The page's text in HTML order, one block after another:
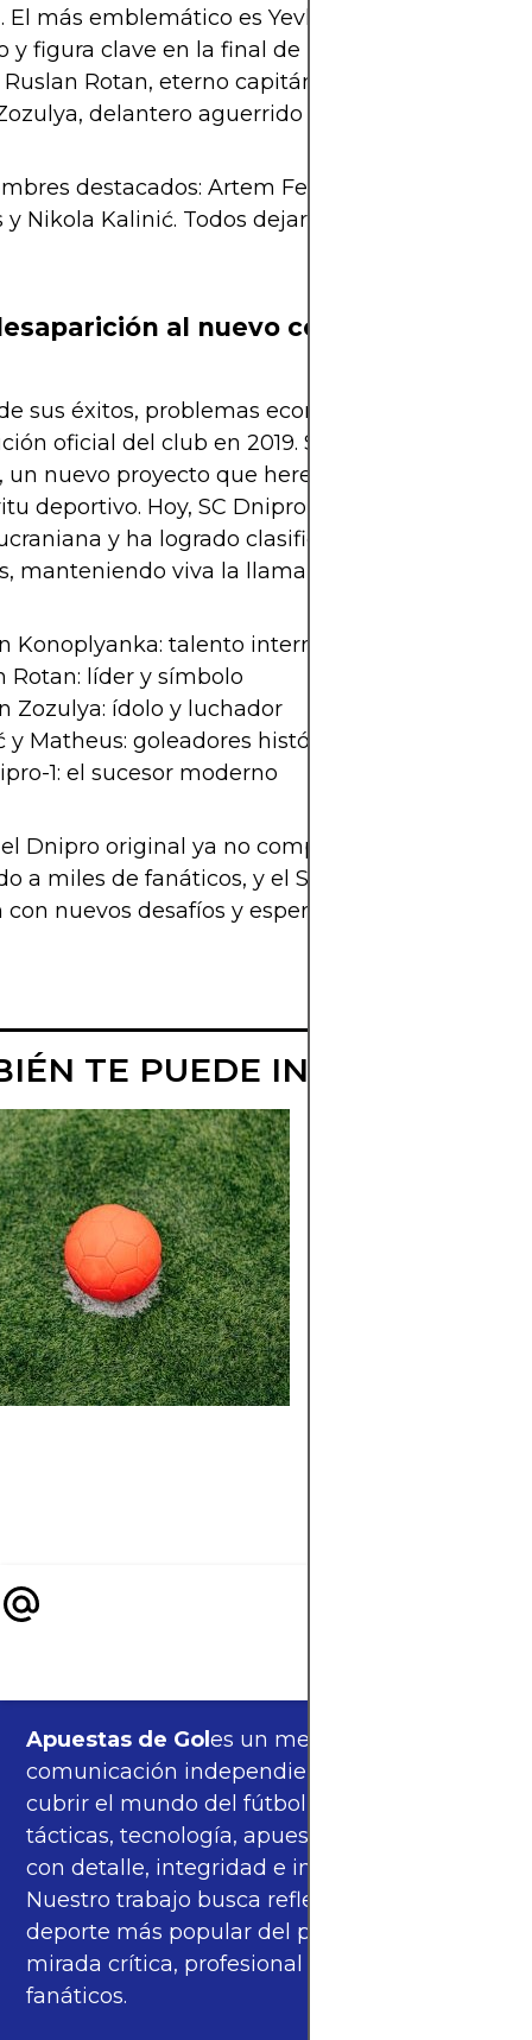
El más emblemático es Yevhen Konoplyanka,
y figura clave en la final de Europa League.
Rotan, eterno capitán y cerebro del
delantero aguerrido y comprometido
destacados: Artem Fedetskyi, Denys
y Nikola Kalinić. Todos dejaron huella en la
al nuevo comienzo
sus éxitos, problemas económicos llevaron a la
oficial del club en 2019. Sin embargo, nació
un nuevo proyecto que heredó parte de la
deportivo. Hoy, SC Dnipro-1 compite en la
y ha logrado clasificar a competiciones
manteniendo viva la llama del fútbol en Dnipró.
Konoplyanka: talento internacional
Rotan: líder y símbolo
Zozulya: ídolo y luchador
y Matheus: goleadores históricos
1: el sucesor moderno
Dnipro original ya no compita, su legado sigue
a miles de fanáticos, y el SC Dnipro-1 continúa
nuevos desafíos y esperanzas.
TE PUEDE INTERESAR
Apuestas de Goles un medio de
comunicación independiente, orgulloso de
cubrir el mundo del fútbol —partidos,
tácticas, tecnología, apuestas y cultura—
con detalle, integridad e imparcialidad.
Nuestro trabajo busca reflejar la pasión del
deporte más popular del planeta con una
mirada crítica, profesional y cercana a los
fanáticos.